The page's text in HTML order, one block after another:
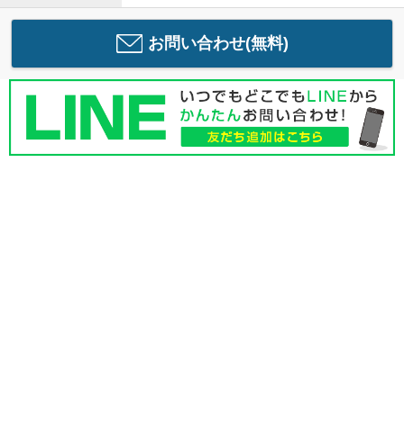
お問い合わせ(無料)